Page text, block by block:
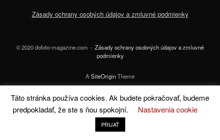
Zásady ochrany osobých údajov a zmluvné podmienky
© 2020 dofoto-magazine.com
Zásady ochrany osobných údajov a zmluvné
podmienky
A SiteOriginTheme
Táto stránka používa cookies. Ak budete pokračovať, budeme
predpokladať, že ste s ňou spokojní.
Nastavenia cookie
PRIJAŤ